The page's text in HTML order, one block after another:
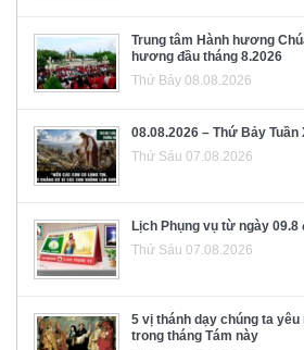
Trung tâm Hành hương
hương đầu tháng 8.2026
Thứ Bảy 08.08.2026
08.08.2026 – Thứ Bảy
Thứ Sáu 07.08.2026
Lịch Phụng vụ từ ngày 09.8
Thứ Sáu 07.08.2026
5 vị thánh dạy chúng ta yêu
trong tháng Tám này